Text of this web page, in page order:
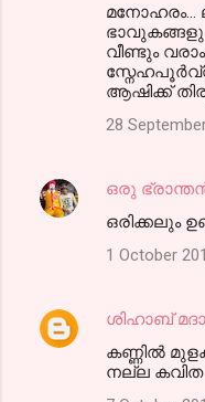
മനോഹരം...
ഭാവുകങ്ങളും
വീണ്ടും
ആഷിക്ക്
28
ഒരു
ഒരിക്കലും
1 October
ശിഹാബ്
കണ്ണില്‍
നല്ല കവിത